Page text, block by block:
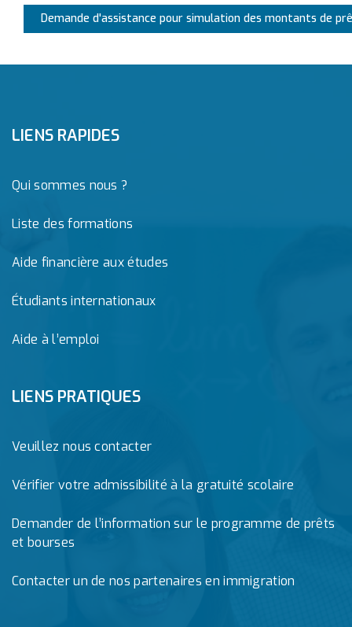
Demande d'assistance pour simulation des montants de
LIENS RAPIDES
Qui sommes nous ?
Liste des formations
Aide financière aux études
Étudiants internationaux
Aide à l’emploi
LIENS PRATIQUES
Veuillez nous contacter
Vérifier votre admissibilité à la gratuité scolaire
Demander de l’information sur le programme de prêts
et bourses
Contacter un de nos partenaires en immigration